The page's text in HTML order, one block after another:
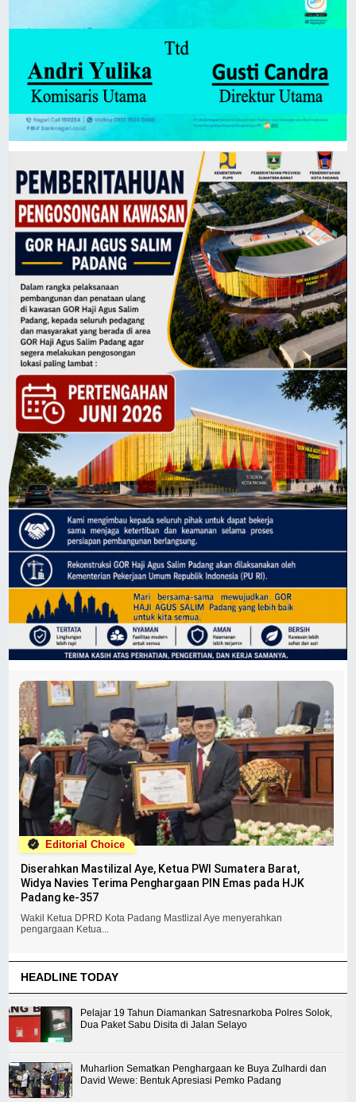
Editorial Choice
Diserahkan Mastilizal Aye, Ketua PWI Sumatera Barat,
Widya Navies Terima Penghargaan PIN Emas pada HJK
Padang ke-357
Wakil Ketua DPRD Kota Padang Mastlizal Aye menyerahkan
pengargaan Ketua...
HEADLINE TODAY
Pelajar 19 Tahun Diamankan Satresnarkoba Polres Solok,
Dua Paket Sabu Disita di Jalan Selayo
Muharlion Sematkan Penghargaan ke Buya Zulhardi dan
David Wewe: Bentuk Apresiasi Pemko Padang